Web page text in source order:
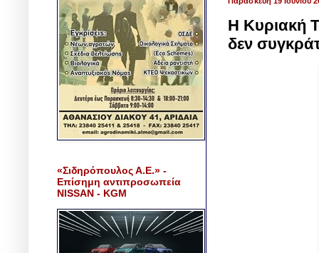
Η Κυριακή
δεν
«Σιδηρόπουλος Α.Ε.» -
Επίσημη αντιπροσωπεία
NISSAN - KGM